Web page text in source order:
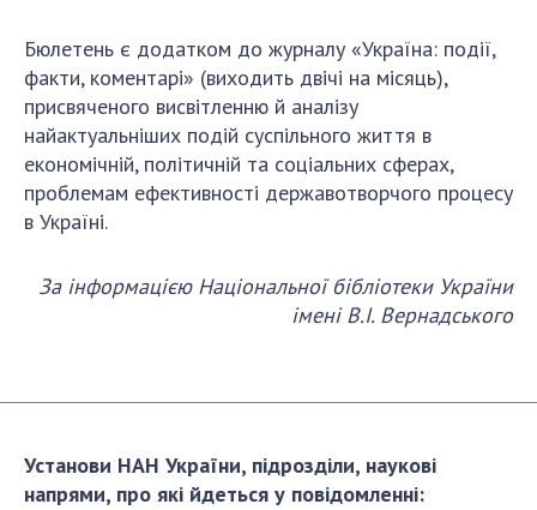
Бюлетень є додатком до журналу «Україна: події,
факти, коментарі» (виходить двічі на місяць),
присвяченого висвітленню й аналізу
найактуальніших подій суспільного життя в
економічній, політичній та соціальних сферах,
проблемам ефективності державотворчого процесу
в Україні.
За інформацією Національної бібліотеки України
імені В.І. Вернадського
Установи НАН України, підрозділи, наукові
напрями, про які йдеться у повідомленні: